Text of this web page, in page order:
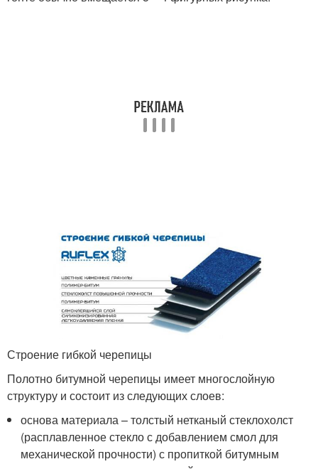
Строение гибкой черепицы
Полотно битумной черепицы имеет многослойную
структуру и состоит из следующих слоев:
основа материала – толстый нетканый стеклохолст
(расплавленное стекло с добавлением смол для
механической прочности) с пропиткой битумным